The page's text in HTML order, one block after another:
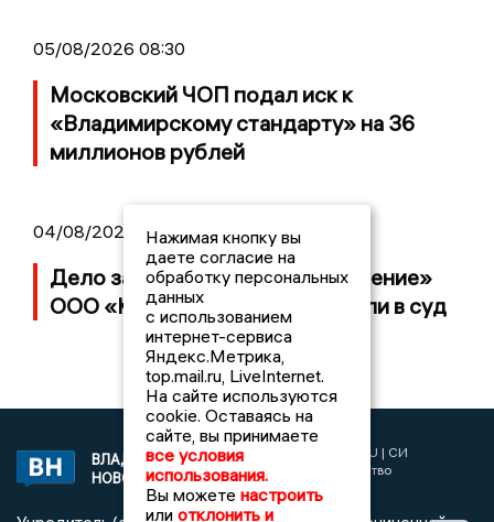
05/08/2026 08:30
Московский ЧОП подал иск к
«Владимирскому стандарту» на 36
миллионов рублей
04/08/2026 15:40
Дело застройщика ЖК «Поколение»
ООО «Капитал Строй» передали в суд
ВЛАДИМИРСКИЕ
НОВОСТИ
2017 © NEWSVLADIMIR.RU | СИ
«Информационное агентство
Владимирские новости»
Нажимая кнопку вы
даете согласие на
обработку персональных
данных
с использованием
интернет-сервиса
Яндекс.Метрика,
top.mail.ru, LiveInternet.
На сайте используются
cookie. Оставаясь на
сайте, вы принимаете
все условия
использования.
Вы можете настроить
или отклонить и